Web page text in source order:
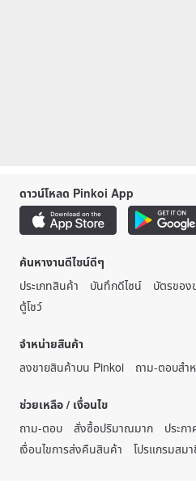
ดาวน์โหลด Pinkoi App
ค้นหางานดีไซน์ดีๆ
ประเภทสินค้า
บันทึกดีไซน์ บัตรขอ
ตู้โชว์
จำหน่ายสินค้า
ลงขายสินค้าบน Pinkoi
ถาม-ตอบสำ
ช่วยเหลือ / เงื่อนไข
ถาม-ตอบ
สั่งซื้อปริมาณมาก ประกา
เงื่อนไขการส่งคืนสินค้า
โปรแกรมสม